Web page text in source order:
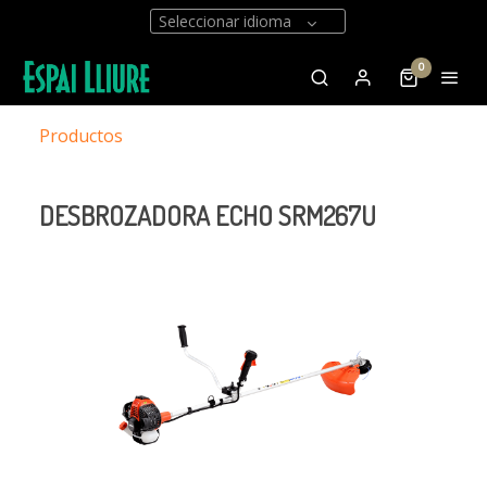
Seleccionar idioma
0
Productos
DESBROZADORA ECHO SRM267U